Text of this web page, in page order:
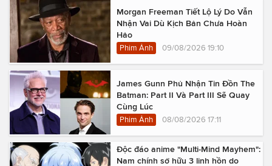
Morgan Freeman Tiết Lộ Lý Do Vẫn
Nhận Vai Dù Kịch Bản Chưa Hoàn
Hảo
Phim Ảnh 09/08/2026 19:10
James Gunn Phủ Nhận Tin Đồn The
Batman: Part II Và Part III Sẽ Quay
Cùng Lúc
Phim Ảnh 08/08/2026 17:11
Độc đáo anime "Multi-Mind Mayhem":
Nam chính sở hữu 3 linh hồn do